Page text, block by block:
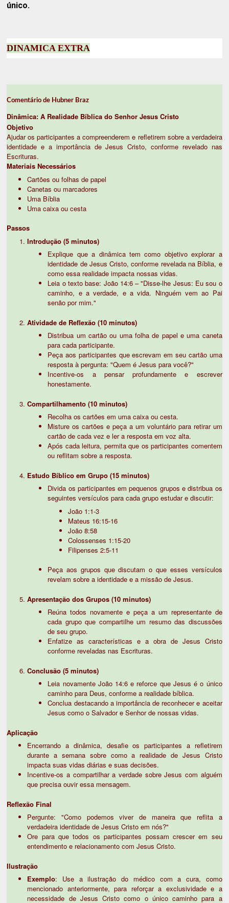
único.
DINAMICA EXTRA
Comentário de Hubner Braz
Dinâmica: A Realidade Bíblica do Senhor Jesus Cristo
Objetivo
Ajudar os participantes a compreenderem e refletirem sobre a verdadeira
identidade e a importância de Jesus Cristo, conforme revelado nas
Escrituras.
Materiais Necessários
Cartões ou folhas de papel
Canetas ou marcadores
Uma Bíblia
Uma caixa ou cesta
Passos
Introdução (5 minutos)
Explique que a dinâmica tem como objetivo explorar a
identidade de Jesus Cristo, conforme revelada na Bíblia, e
como essa realidade impacta nossas vidas.
Leia o texto base: João 14:6 – "Disse-lhe Jesus: Eu sou o
caminho, e a verdade, e a vida. Ninguém vem ao Pai
senão por mim."
Atividade de Reflexão (10 minutos)
Distribua um cartão ou uma folha de papel e uma caneta
para cada participante.
Peça aos participantes que escrevam em seu cartão uma
resposta à pergunta: "Quem é Jesus para você?"
Incentive-os a pensar profundamente e escrever
honestamente.
Compartilhamento (10 minutos)
Recolha os cartões em uma caixa ou cesta.
Misture os cartões e peça a um voluntário para retirar um
cartão de cada vez e ler a resposta em voz alta.
Após cada leitura, permita que os participantes comentem
ou reflitam sobre a resposta.
Estudo Bíblico em Grupo (15 minutos)
Divida os participantes em pequenos grupos e distribua os
seguintes versículos para cada grupo estudar e discutir:
João 1:1-3
Mateus 16:15-16
João 8:58
Colossenses 1:15-20
Filipenses 2:5-11
Peça aos grupos que discutam o que esses versículos
revelam sobre a identidade e a missão de Jesus.
Apresentação dos Grupos (10 minutos)
Reúna todos novamente e peça a um representante de
cada grupo que compartilhe um resumo das discussões
de seu grupo.
Enfatize as características e a obra de Jesus Cristo
conforme reveladas nas Escrituras.
Conclusão (5 minutos)
Leia novamente João 14:6 e reforce que Jesus é o único
caminho para Deus, conforme a realidade bíblica.
Conclua destacando a importância de reconhecer e aceitar
Jesus como o Salvador e Senhor de nossas vidas.
Aplicação
Encerrando a dinâmica, desafie os participantes a refletirem
durante a semana sobre como a realidade de Jesus Cristo
impacta suas vidas diárias e suas decisões.
Incentive-os a compartilhar a verdade sobre Jesus com alguém
que precisa ouvir essa mensagem.
Reflexão Final
Pergunte: "Como podemos viver de maneira que reflita a
verdadeira identidade de Jesus Cristo em nós?"
Ore para que todos os participantes possam crescer em seu
entendimento e relacionamento com Jesus Cristo.
Ilustração
Exemplo: Use a ilustração do médico com a cura, como
mencionado anteriormente, para reforçar a exclusividade e a
necessidade de Jesus Cristo como o único caminho para a